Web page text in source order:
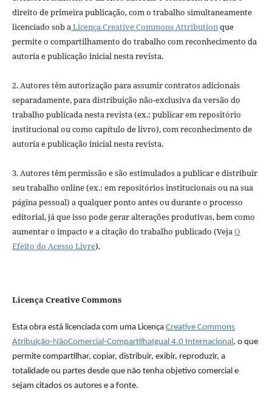
direito de primeira publicação, com o trabalho simultaneamente
licenciado sob a Licença Creative Commons Attribution que
permite o compartilhamento do trabalho com reconhecimento da
autoria e publicação inicial nesta revista.
2. Autores têm autorização para assumir contratos adicionais
separadamente, para distribuição não-exclusiva da versão do
trabalho publicada nesta revista (ex.: publicar em repositório
institucional ou como capítulo de livro), com reconhecimento de
autoria e publicação inicial nesta revista.
3. Autores têm permissão e são estimulados a publicar e distribuir
seu trabalho online (ex.: em repositórios institucionais ou na sua
página pessoal) a qualquer ponto antes ou durante o processo
editorial, já que isso pode gerar alterações produtivas, bem como
aumentar o impacto e a citação do trabalho publicado (Veja O
Efeito do Acesso Livre).
Licença Creative Commons
Esta obra está licenciada com uma Licença Creative Commons
Atribuição-NãoComercial-CompartilhaIgual 4.0 Internacional , o que
permite compartilhar, copiar, distribuir, exibir, reproduzir, a
totalidade ou partes desde que não tenha objetivo comercial e
sejam citados os autores e a fonte.